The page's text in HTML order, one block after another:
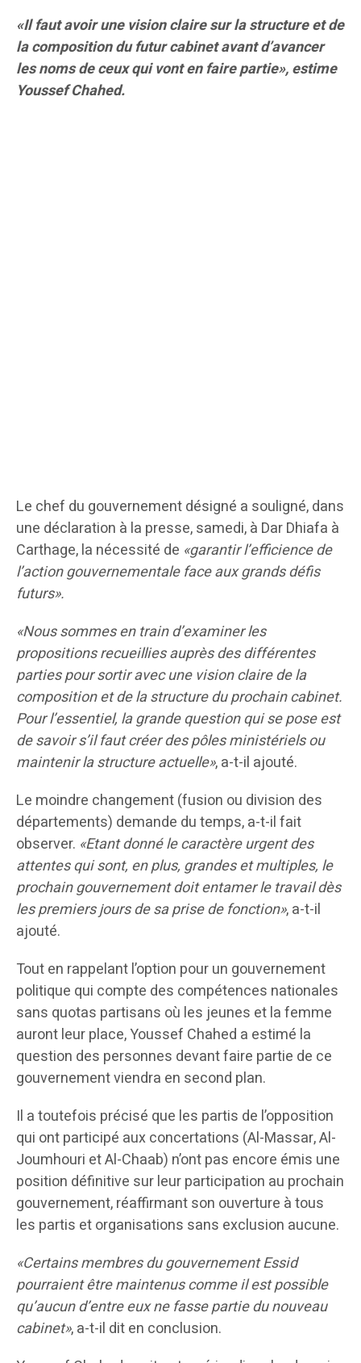
«Il faut avoir une vision claire sur la structure et de
la composition du futur cabinet avant d’avancer
les noms de ceux qui vont en faire partie», estime
Youssef Chahed.
Le chef du gouvernement désigné a souligné, dans
une déclaration à la presse, samedi, à Dar Dhiafa à
Carthage, la nécessité de «garantir l’efficience de
l’action gouvernementale face aux grands défis
futurs».
«Nous sommes en train d’examiner les
propositions recueillies auprès des différentes
parties pour sortir avec une vision claire de la
composition et de la structure du prochain cabinet.
Pour l’essentiel, la grande question qui se pose est
de savoir s’il faut créer des pôles ministériels ou
maintenir la structure actuelle», a-t-il ajouté.
Le moindre changement (fusion ou division des
départements) demande du temps, a-t-il fait
observer. «Etant donné le caractère urgent des
attentes qui sont, en plus, grandes et multiples, le
prochain gouvernement doit entamer le travail dès
les premiers jours de sa prise de fonction», a-t-il
ajouté.
Tout en rappelant l’option pour un gouvernement
politique qui compte des compétences nationales
sans quotas partisans où les jeunes et la femme
auront leur place, Youssef Chahed a estimé la
question des personnes devant faire partie de ce
gouvernement viendra en second plan.
Il a toutefois précisé que les partis de l’opposition
qui ont participé aux concertations (Al-Massar, Al-
Joumhouri et Al-Chaab) n’ont pas encore émis une
position définitive sur leur participation au prochain
gouvernement, réaffirmant son ouverture à tous
les partis et organisations sans exclusion aucune.
«Certains membres du gouvernement Essid
pourraient être maintenus comme il est possible
qu’aucun d’entre eux ne fasse partie du nouveau
cabinet», a-t-il dit en conclusion.